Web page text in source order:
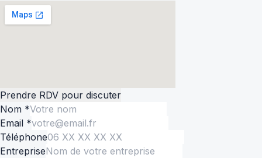
Prendre RDV pour discuter
Nom *
Email *
Téléphone
Entreprise